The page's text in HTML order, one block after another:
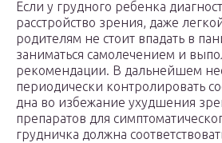
Если у грудного ребенка
расстройство зрения, даже
родителям не стоит впадать в
заниматься самолечением и
рекомендации. В дальнейшем
периодически контролировать
дна во избежание ухудшения
препаратов для
грудничка должна